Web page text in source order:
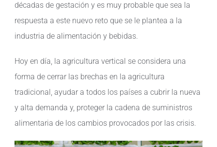
décadas de gestación y es muy probable que sea la
respuesta a este nuevo reto que se le plantea a la
industria de alimentación y bebidas.
Hoy en día, la agricultura vertical se considera una
forma de cerrar las brechas en la agricultura
tradicional, ayudar a todos los países a cubrir la nueva
y alta demanda y, proteger la cadena de suministros
alimentaria de los cambios provocados por las crisis.